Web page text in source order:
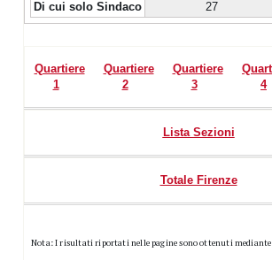
Di cui solo Sindaco
27
Quartiere
1
Quartiere
2
Quartiere
3
4
Lista Sezioni
Totale Firenze
Nota: I risultati riportati nelle pagine sono ottenuti